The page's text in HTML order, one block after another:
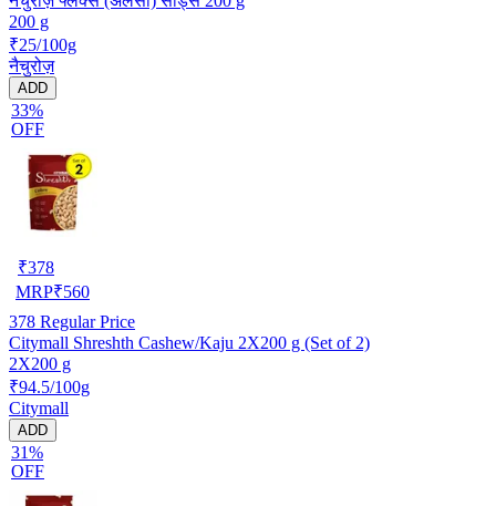
200 g
₹25/100g
नैचुरोज़
ADD
33%
OFF
₹378
MRP₹560
378 Regular Price
Citymall Shreshth Cashew/Kaju 2X200 g (Set of 2)
2X200 g
₹94.5/100g
Citymall
ADD
31%
OFF